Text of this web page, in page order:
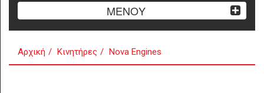
ΜΕΝΟΥ
Αρχική Κινητήρες Nova Engines